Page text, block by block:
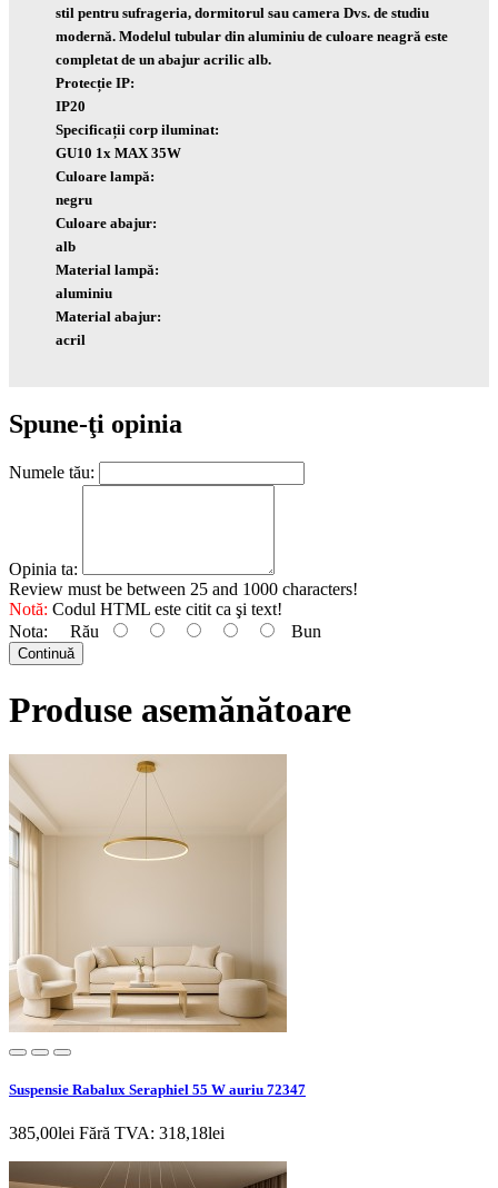
stil pentru sufrageria, dormitorul sau camera Dvs. de studiu
modernă. Modelul tubular din aluminiu de culoare neagră este
completat de un abajur acrilic alb.
Protecție IP:
IP20
Specificații corp iluminat:
GU10 1x MAX 35W
Culoare lampă:
negru
Culoare abajur:
alb
Material lampă:
aluminiu
Material abajur:
acril
Spune-ţi opinia
Numele tău:
Opinia ta:
Review must be between 25 and 1000 characters!
Notă: Codul HTML este citit ca şi text!
Nota:
Rău Bun
Continuă
Produse asemănătoare
Suspensie Rabalux Seraphiel 55 W auriu 72347
385,00lei Fără TVA: 318,18lei